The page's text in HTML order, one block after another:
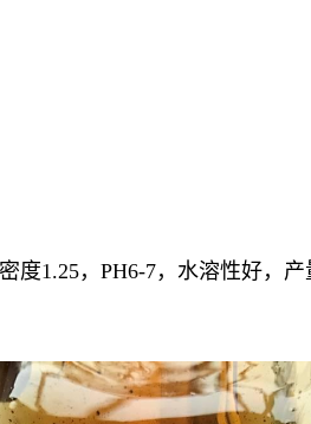
1.25，PH6-7，水溶性好，